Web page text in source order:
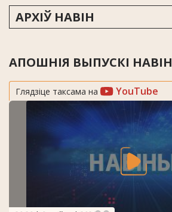
АРХІЎ НАВІН
АПОШНІЯ ВЫПУСКІ НАВІН
Глядзіце таксама на YouTube